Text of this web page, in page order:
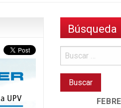
Búsqueda